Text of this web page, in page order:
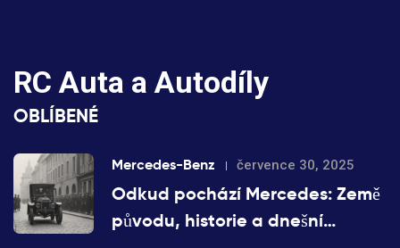
RC Auta a Autodíly
OBLÍBENÉ
Mercedes-Benz července 30, 2025
Odkud pochází Mercedes: Země
původu, historie a dnešní